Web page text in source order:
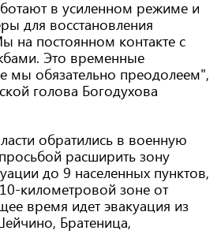
в усиленном режиме и
для восстановления
на постоянном контакте с
Это временные
мы обязательно преодолеем",
голова Богодухова
обратились в военную
расширить зону
до 9 населенных пунктов,
километровой зоне от
время идет эвакуация из
Братеница,